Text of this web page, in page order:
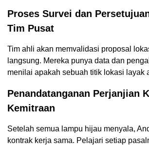
Proses Survei dan
Tim Pusat
Tim ahli akan memvalidasi proposal
langsung. Mereka punya data dan
menilai apakah sebuah titik lokasi layak
Penandatanganan Perjanjian
Kemitraan
Setelah semua lampu hijau menyala,
kontrak kerja sama. Pelajari setiap